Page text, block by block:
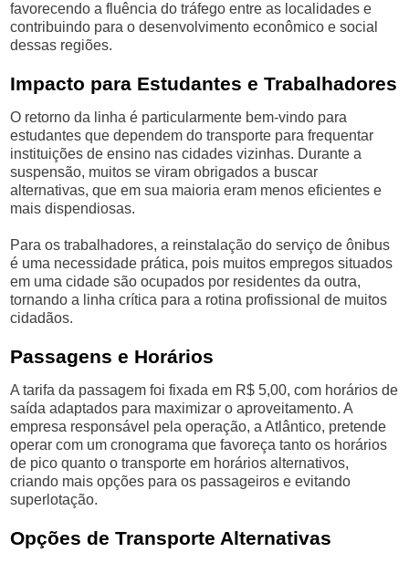
favorecendo a fluência do tráfego entre as localidades e
contribuindo para o desenvolvimento econômico e social
dessas regiões.
Impacto para Estudantes e Trabalhadores
O retorno da linha é particularmente bem-vindo para
estudantes que dependem do transporte para frequentar
instituições de ensino nas cidades vizinhas. Durante a
suspensão, muitos se viram obrigados a buscar
alternativas, que em sua maioria eram menos eficientes e
mais dispendiosas.
Para os trabalhadores, a reinstalação do serviço de ônibus
é uma necessidade prática, pois muitos empregos situados
em uma cidade são ocupados por residentes da outra,
tornando a linha crítica para a rotina profissional de muitos
cidadãos.
Passagens e Horários
A tarifa da passagem foi fixada em R$ 5,00, com horários de
saída adaptados para maximizar o aproveitamento. A
empresa responsável pela operação, a Atlântico, pretende
operar com um cronograma que favoreça tanto os horários
de pico quanto o transporte em horários alternativos,
criando mais opções para os passageiros e evitando
superlotação.
Opções de Transporte Alternativas